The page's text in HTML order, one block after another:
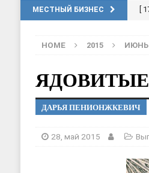
МЕСТНЫЙ БИЗНЕС [
[
HOME 2015 ИЮНЬ
ДАРЬЯ ПЕНИОНЖКЕВИЧ
28, май 2015